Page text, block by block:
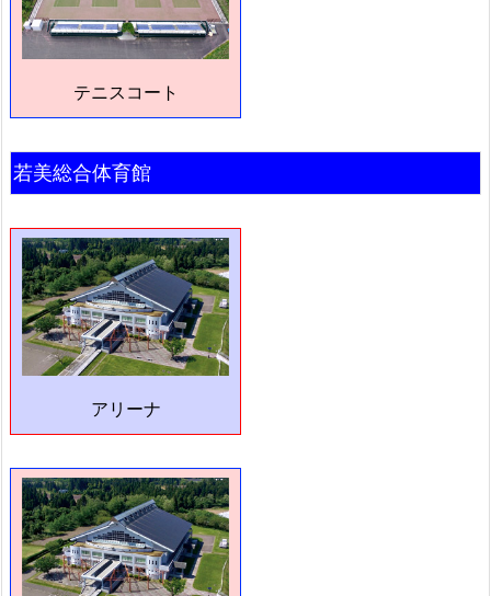
テニスコート
若美総合体育館
アリーナ